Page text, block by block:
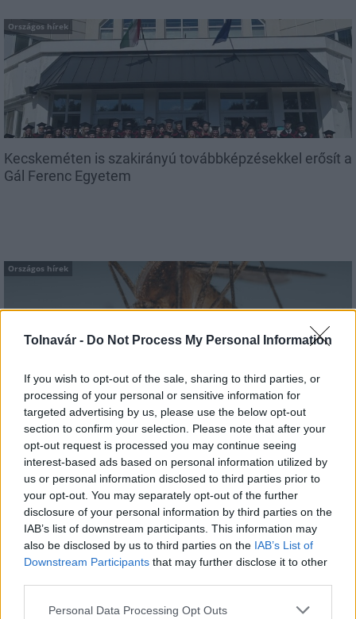
Tolnavár - Do Not Process My Personal Information
If you wish to opt-out of the sale, sharing to third parties, or
processing of your personal or sensitive information for
targeted advertising by us, please use the below opt-out
section to confirm your selection. Please note that after your
opt-out request is processed you may continue seeing
interest-based ads based on personal information utilized by
us or personal information disclosed to third parties prior to
your opt-out. You may separately opt-out of the further
disclosure of your personal information by third parties on the
IAB’s list of downstream participants. This information may
also be disclosed by us to third parties on the IAB’s List of
Downstream Participants that may further disclose it to other
Please note that this website/app uses one or more Google
Personal Data Processing Opt Outs
Országos hírek
Kecskeméten is szakirányú továbbképzésekkel erősít a
Gál Ferenc Egyetem
Országos hírek
A lakosságra is fontos szerep hárul a szúnyoginvázió
elkerülésében
MAGYAR ÉPÍTŐK
Aktuális